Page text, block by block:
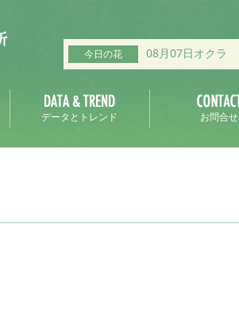
今日の花 08月07日オクラ
データとトレンド お問合せ